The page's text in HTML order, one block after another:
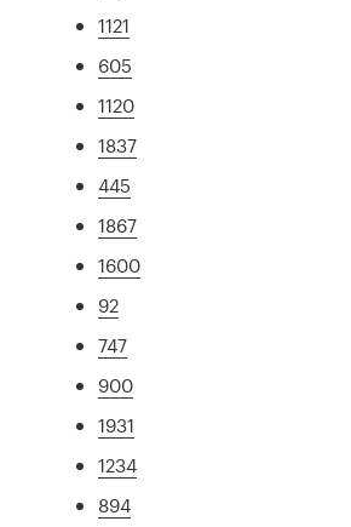
1121
605
1120
1837
445
1867
1600
92
747
900
1931
1234
894